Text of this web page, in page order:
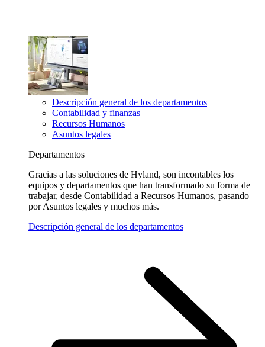
Descripción general de los departamentos
Contabilidad y finanzas
Recursos Humanos
Asuntos legales
Departamentos
Gracias a las soluciones de Hyland, son incontables los
equipos y departamentos que han transformado su forma de
trabajar, desde Contabilidad a Recursos Humanos, pasando
por Asuntos legales y muchos más.
Descripción general de los departamentos